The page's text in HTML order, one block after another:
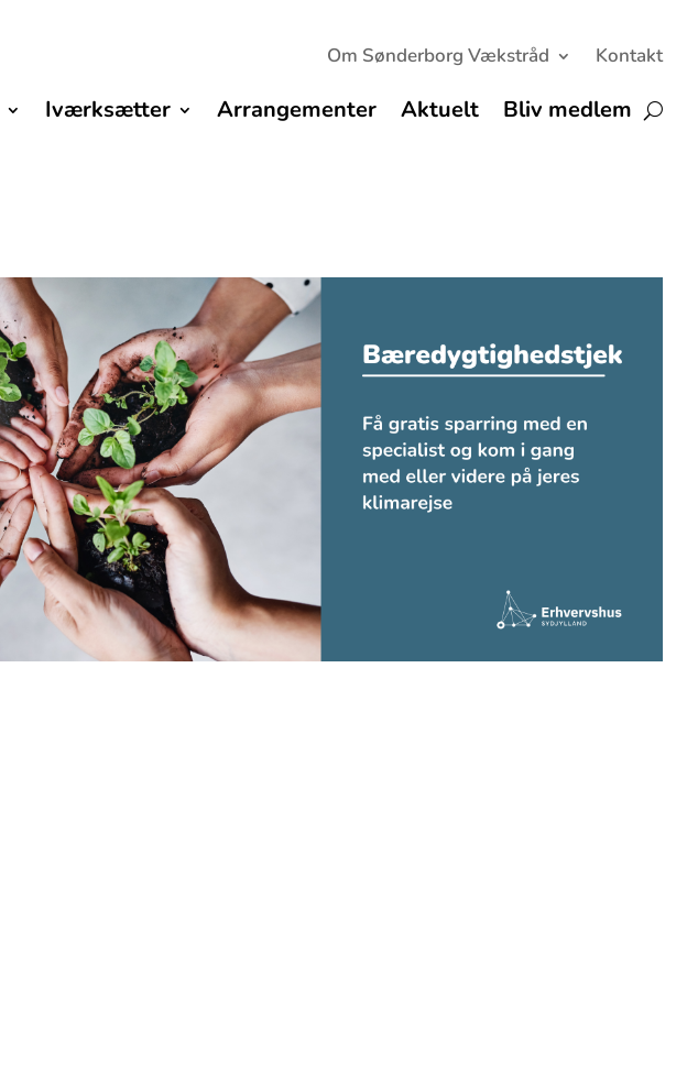
Om Sønderborg Vækstråd Kontakt
Iværksætter Arrangementer Aktuelt Bliv medlem